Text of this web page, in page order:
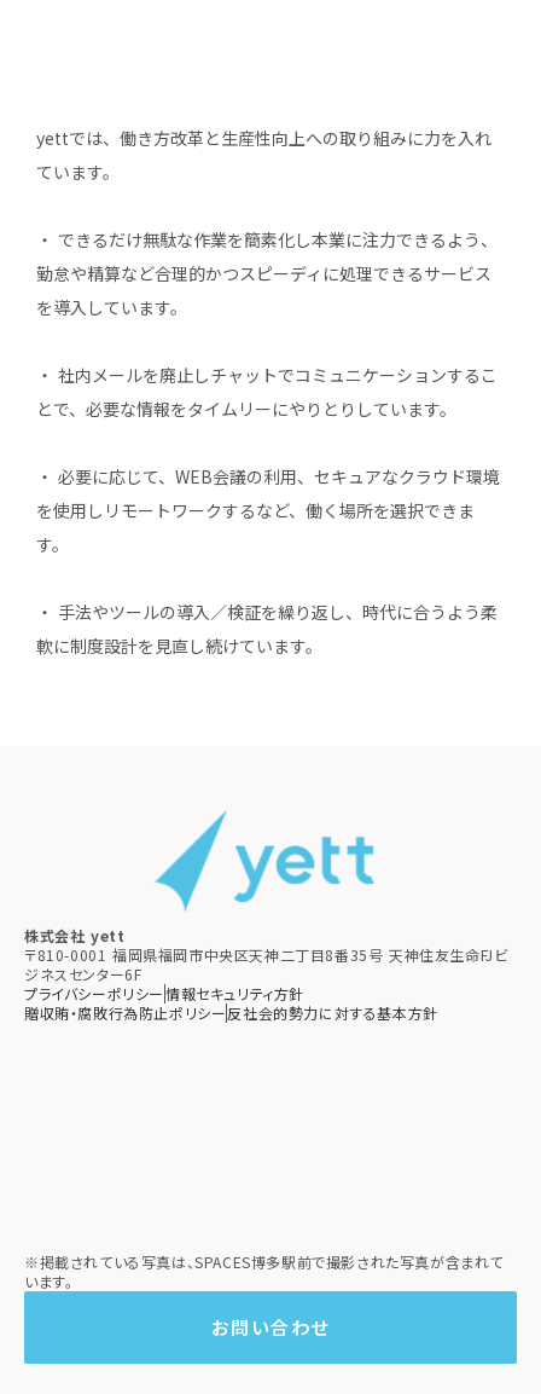
yettでは、働き⽅改⾰と⽣産性向上への取り組みに⼒を⼊れ
ています。
・ できるだけ無駄な作業を簡素化し本業に注⼒できるよう、
勤怠や精算など合理的かつスピーディに処理できるサービス
を導⼊しています。
・ 社内メールを廃⽌しチャットでコミュニケーションするこ
とで、必要な情報をタイムリーにやりとりしています。
・ 必要に応じて、WEB会議の利⽤、セキュアなクラウド環境
を使⽤しリモートワークするなど、働く場所を選択できま
す。
・ ⼿法やツールの導⼊∕検証を繰り返し、時代に合うよう柔
軟に制度設計を⾒直し続けています。
株式会社 yett
〒810-0001 福岡県福岡市中央区天神二丁目8番35号 天神住友生命FJビ
ジネスセンター6F
プライバシーポリシー情報セキュリティ方針
贈収賄・腐敗行為防止ポリシー​反社会的勢力に対する基本方針​
※掲載されている写真は、SPACES博多駅前で撮影された写真が含まれて
います。
お問い合わせ